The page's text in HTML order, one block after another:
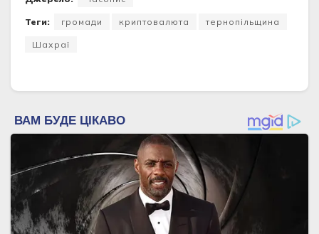
Теги: громади криптовалюта тернопільщина
Шахраї